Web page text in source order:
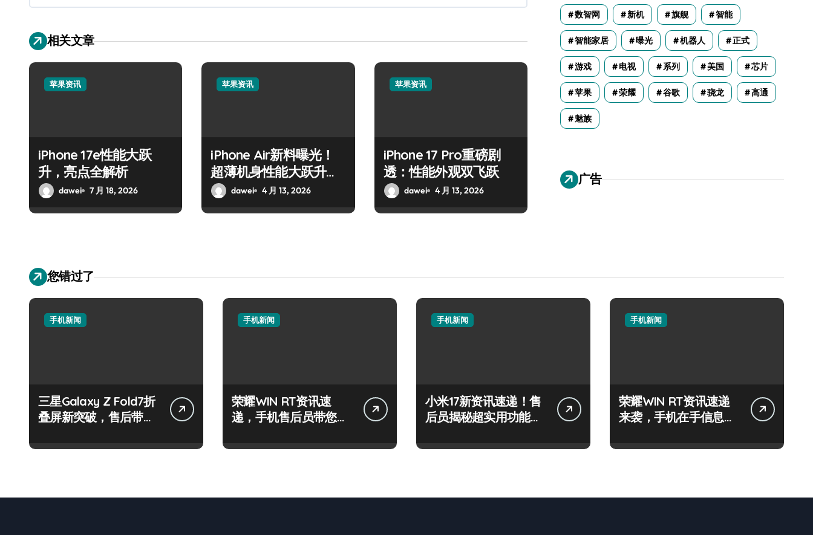
相关文章
苹果资讯
iPhone 17e性能大跃
升，亮点全解析
dawei 7 月 18, 2026
苹果资讯
iPhone Air新料曝光！
超薄机身性能大跃升引
热议dawei 4 月 13, 2026
苹果资讯
iPhone 17 Pro重磅剧
透：性能外观双飞跃
dawei 4 月 13, 2026
数智网 新机 旗舰 智能
智能家居 曝光 机器人 正式
游戏 电视 系列 美国 芯片
苹果 荣耀 谷歌 骁龙 高通
魅族
广告
您错过了
手机新闻
三星Galaxy Z Fold7折
叠屏新突破，售后带你
手机新闻
荣耀WIN RT资讯速
递，手机售后员带您一
手机新闻
小米17新资讯速递！售
后员揭秘超实用功能与
手机新闻
荣耀WIN RT资讯速递
来袭，手机在手信息全